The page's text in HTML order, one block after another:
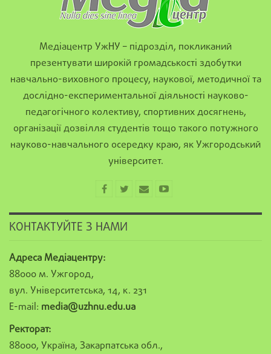
Медіацентр УжНУ – підрозділ, покликаний
презентувати широкій громадськості здобутки
навчально-виховного процесу, наукової, методичної та
дослідно-експериментальної діяльності науково-
педагогічного колективу, спортивних досягнень,
організації дозвілля студентів тощо такого потужного
науково-навчального осередку краю, як Ужгородський
університет.
КОНТАКТУЙТЕ З НАМИ
Адреса Медіацентру:
88000 м. Ужгород,
вул. Університетська, 14, к. 231
E-mail: media@uzhnu.edu.ua
Ректорат:
88000, Україна, Закарпатська обл.,